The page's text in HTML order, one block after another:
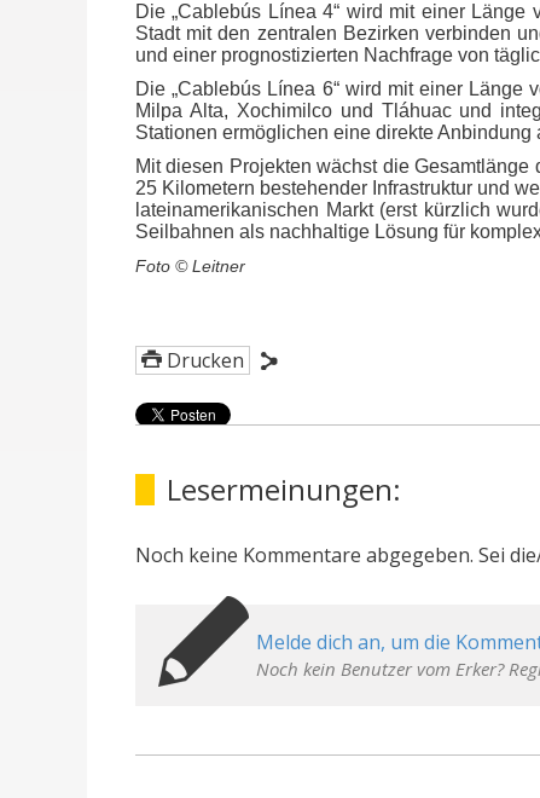
Die „Cablebús Línea 4“ wird mit einer
Stadt mit den zentralen Bezirken verbinden
und einer prognostizierten Nachfrage von
Die „Cablebús Línea 6“ wird mit einer
Milpa Alta, Xochimilco und Tláhuac und
Stationen ermöglichen eine direkte
Mit diesen Projekten wächst die
25 Kilometern bestehender Infrastruktur und
lateinamerikanischen Markt (erst kürzlich
Seilbahnen als nachhaltige Lösung für
Foto © Leitner
Drucken
Lesermeinungen:
Noch keine Kommentare abgegeben. Sei
Melde dich an, um die
Noch kein Benutzer vom Erker?